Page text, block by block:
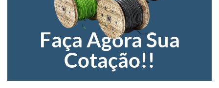
Faça Agora Sua
Cotação!!